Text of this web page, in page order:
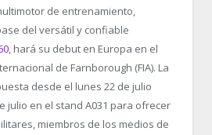
de entrenamiento,
del versátil y confiable
, hará su debut en Europa en el
de Farnborough (FIA). La
desde el lunes 22 de julio
julio en el stand A031 para ofrecer
miembros de los medios de